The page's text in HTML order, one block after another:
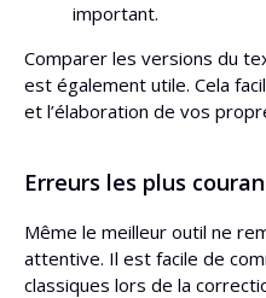
important.
Comparer les versions du
est également utile. Cela
et l’élaboration de vos
Erreurs les plus
Même le meilleur outil ne
attentive. Il est facile de
classiques lors de la